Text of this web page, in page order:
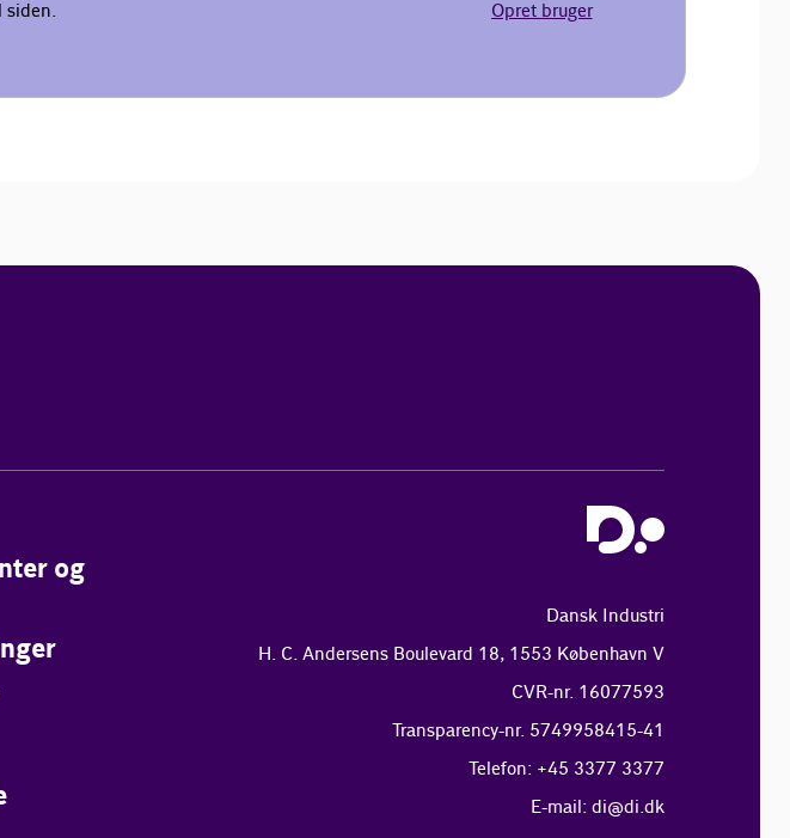
siden. Opret bruger
og
Dansk Industri
H. C. Andersens Boulevard 18, 1553 København V
CVR-nr. 16077593
Transparency-nr. 5749958415-41
Telefon: +45 3377 3377
E-mail: di@di.dk